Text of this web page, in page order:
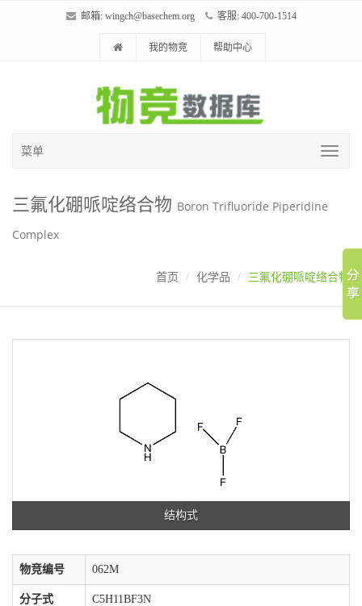
邮箱: wingch@basechem.org 客服: 400-700-1514
我的物竞 帮助中心
菜单
三氟化硼哌啶络合物 Boron Trifluoride Piperidine
Complex
首页 化学品 三氟化硼哌啶络合物
结构式
物竞编号 062M
分子式 C5H11BF3N